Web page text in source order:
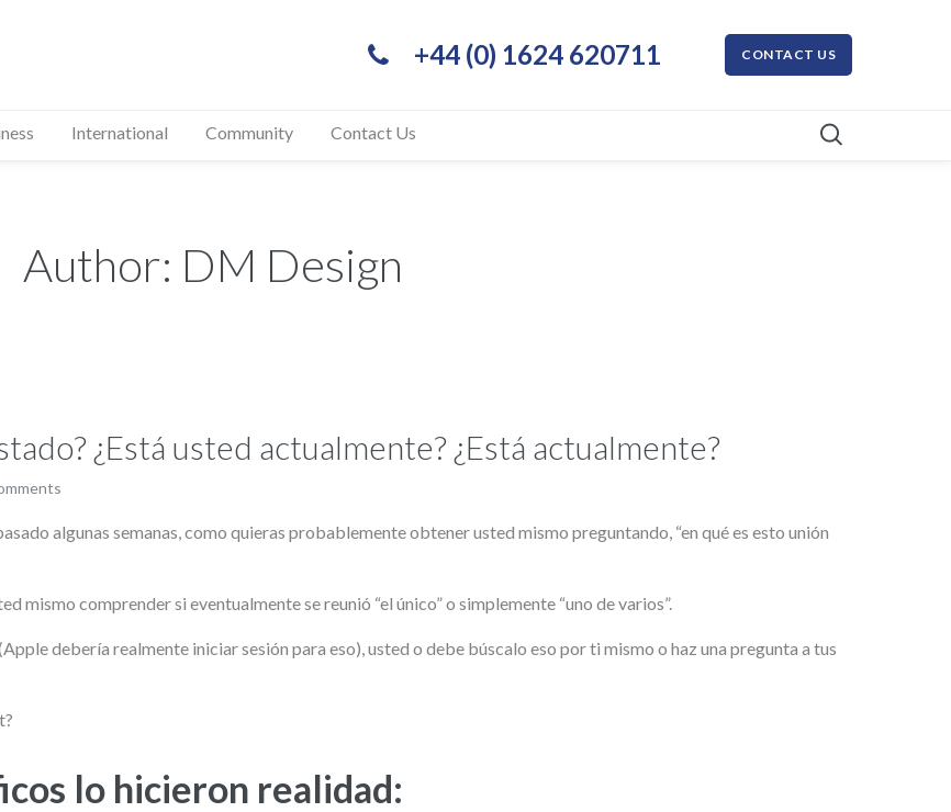
+44 (0) 1624 620711 CONTACT US
International Community Contact Us
Author: DM Design
¿Está usted actualmente? ¿Está actualmente?
algunas semanas, como quieras probablemente obtener usted mismo preguntando, “en qué es esto unión
mismo comprender si eventualmente se reunió “el único” o simplemente “uno de varios”.
debería realmente iniciar sesión para eso), usted o debe búscalo eso por ti mismo o haz una pregunta a tus
lo hicieron realidad: